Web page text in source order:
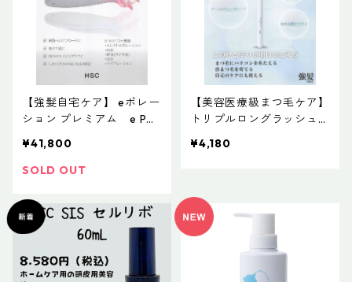
【強髮自宅ケア】 eポレー
ション プレミアム e PO
円（税込）
¥41,800
SOLD OUT
【美容医療級まつ毛ケア】
トリプルロングラッシュ
容成分を高配合 TRIPLE
¥4,180